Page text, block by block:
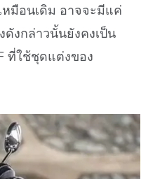
หมือนเดิม อาจจะมีแค่
งกล่าวนั้นยังคงเป็น
ที่ใช้ชุดแต่งของ